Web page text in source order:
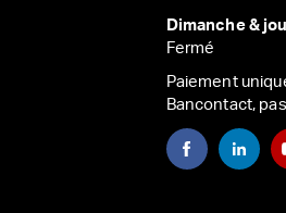
Dimanche &
Fermé
Paiement
Bancontact,